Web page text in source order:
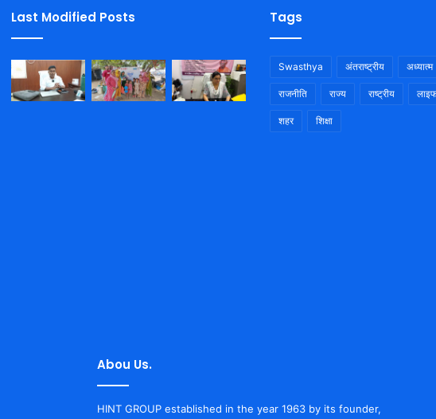
Last Modified Posts Tags
Swasthya अंतराष्ट्रीय अध्यात्म
राजनीति राज्य राष्ट्रीय
शहर शिक्षा
Abou Us.
HINT GROUP established in the year 1963 by its founder,